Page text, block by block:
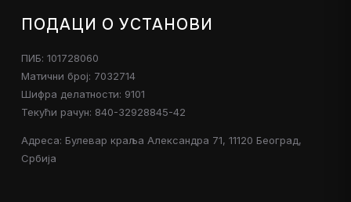
ПОДАЦИ О УСТАНОВИ
ПИБ: 101728060
Матични број: 7032714
Шифра делатности: 9101
Текући рачун: 840-32928845-42
Адреса: Булевар краља Александра 71, 11120 Београд,
Србија